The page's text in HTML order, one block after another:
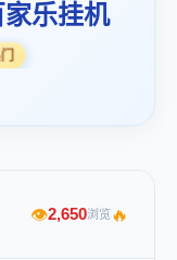
乐挂机
👁2,650浏览🔥